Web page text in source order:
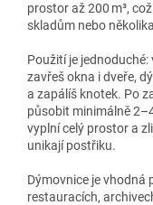
prostor až 200 m³,
skladům nebo
Použití je
zavřeš okna i dveře,
a zapálíš knotek. Po
působit minimálně
vyplní celý prostor a
unikají postřiku.
Dýmovnice je vhodná
restauracích,